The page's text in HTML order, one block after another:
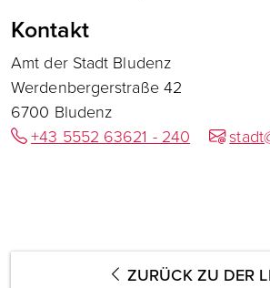
Kontakt
Amt der Stadt Bludenz
Werdenbergerstraße 42
6700 Bludenz
+43 5552 63621 - 240
ZURÜCK ZU DER